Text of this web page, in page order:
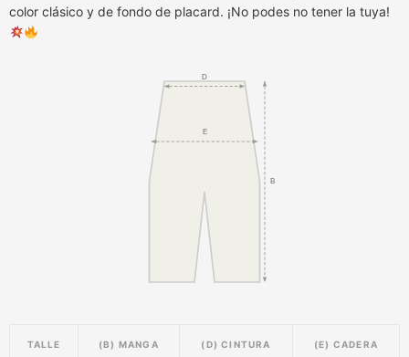
color clásico y de fondo de placard. ¡No podes no tener la tuya!
D
E
B
TALLE (B) MANGA (D) CINTURA (E) CADERA